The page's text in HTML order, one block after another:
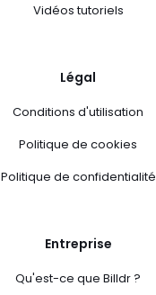
Vidéos tutoriels
Légal
Conditions d'utilisation
Politique de cookies
Politique de confidentialité
Entreprise
Qu'est-ce que Billdr ?